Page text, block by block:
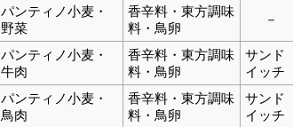
パンティノ小麦・
野菜
香辛料・東方調味
料・鳥卵
－
パンティノ小麦・
牛肉
香辛料・東方調味
料・鳥卵
サンド
イッチ
パンティノ小麦・
鳥肉
香辛料・東方調味
料・鳥卵
サンド
イッチ